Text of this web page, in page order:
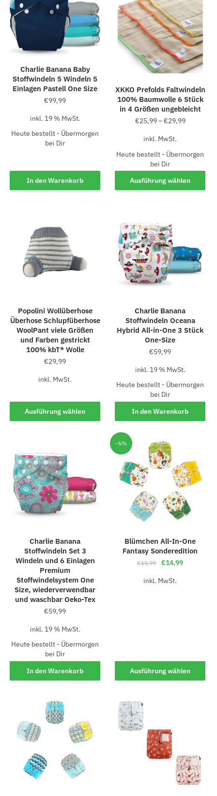
Charlie Banana Baby
Stoffwindeln 5 Windeln 5
Einlagen Pastell One Size
€99,99
inkl. 19 % MwSt.
Heute bestellt - Übermorgen
bei Dir
In den Warenkorb
XKKO Prefolds Faltwindeln
100% Baumwolle 6 Stück
in 4 Größen ungebleicht
€25,99–€29,99
inkl. MwSt.
Heute bestellt - Übermorgen
bei Dir
Ausführung wählen
Popolini Wollüberhose
Überhose Schlupfüberhose
WoolPant viele Größen
und Farben gestrickt
100% kbT* Wolle
€29,99
inkl. MwSt.
Ausführung wählen
Charlie Banana
Stoffwindeln Oceana
Hybrid All-in-One 3 Stück
One-Size
€59,99
inkl. 19 % MwSt.
Heute bestellt - Übermorgen
bei Dir
In den Warenkorb
Charlie Banana
Stoffwindeln Set 3
Windeln und 6 Einlagen
Premium
Stoffwindelsystem One
Size, wiederverwendbar
und waschbar Oeko-Tex
€59,99
inkl. 19 % MwSt.
Heute bestellt - Übermorgen
bei Dir
In den Warenkorb
-6%
Blümchen All-In-One
Fantasy Sonderedition
€15,99 €14,99
inkl. MwSt.
Ausführung wählen